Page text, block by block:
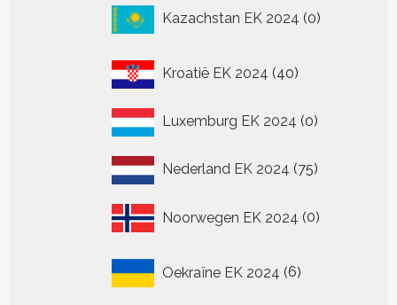
Kazachstan EK 2024 0
producten
Kroatië EK 2024 4040
Luxemburg EK 2024 00
Nederland EK 2024 7575
Noorwegen EK 2024 00
Oekraïne EK 2024 6
producten